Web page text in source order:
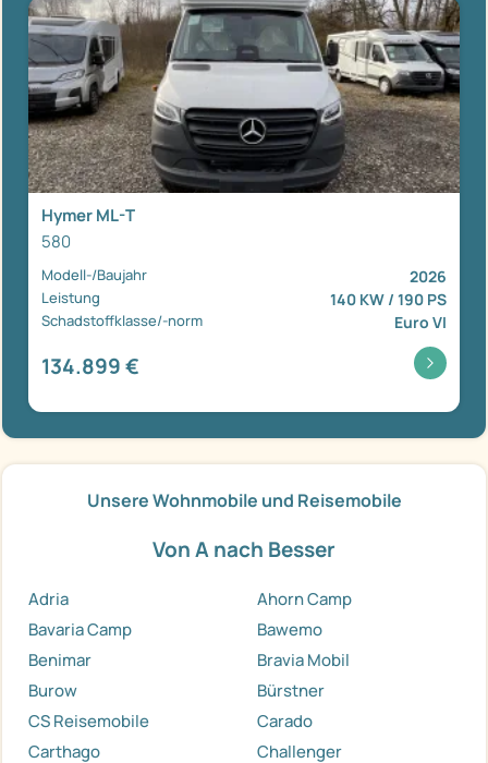
Hymer ML-T
580
Modell-/Baujahr 2026
Leistung 140 KW / 190 PS
Schadstoffklasse/-norm Euro VI
134.899 €
Unsere Wohnmobile und Reisemobile
Von A nach Besser
Adria
Ahorn Camp
Bavaria Camp
Bawemo
Benimar
Bravia Mobil
Burow
Bürstner
CS Reisemobile
Carado
Carthago
Challenger